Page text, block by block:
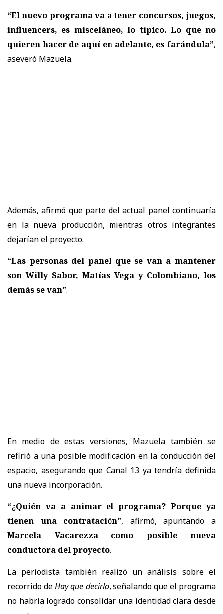
“El nuevo programa va a tener concursos, juegos,
influencers, es misceláneo, lo típico. Lo que no
quieren hacer de aquí en adelante, es farándula”,
aseveró Mazuela.
Además, afirmó que parte del actual panel continuaría
en la nueva producción, mientras otros integrantes
dejarían el proyecto.
“Las personas del panel que se van a mantener
son Willy Sabor, Matías Vega y Colombiano, los
demás se van”.
En medio de estas versiones, Mazuela también se
refirió a una posible modificación en la conducción del
espacio, asegurando que Canal 13 ya tendría definida
una nueva incorporación.
“¿Quién va a animar el programa? Porque ya
tienen una contratación”, afirmó, apuntando a
Marcela Vacarezza como posible nueva
conductora del proyecto.
La periodista también realizó un análisis sobre el
recorrido deHay que decirlo, señalando que el programa
no habría logrado consolidar una identidad clara desde